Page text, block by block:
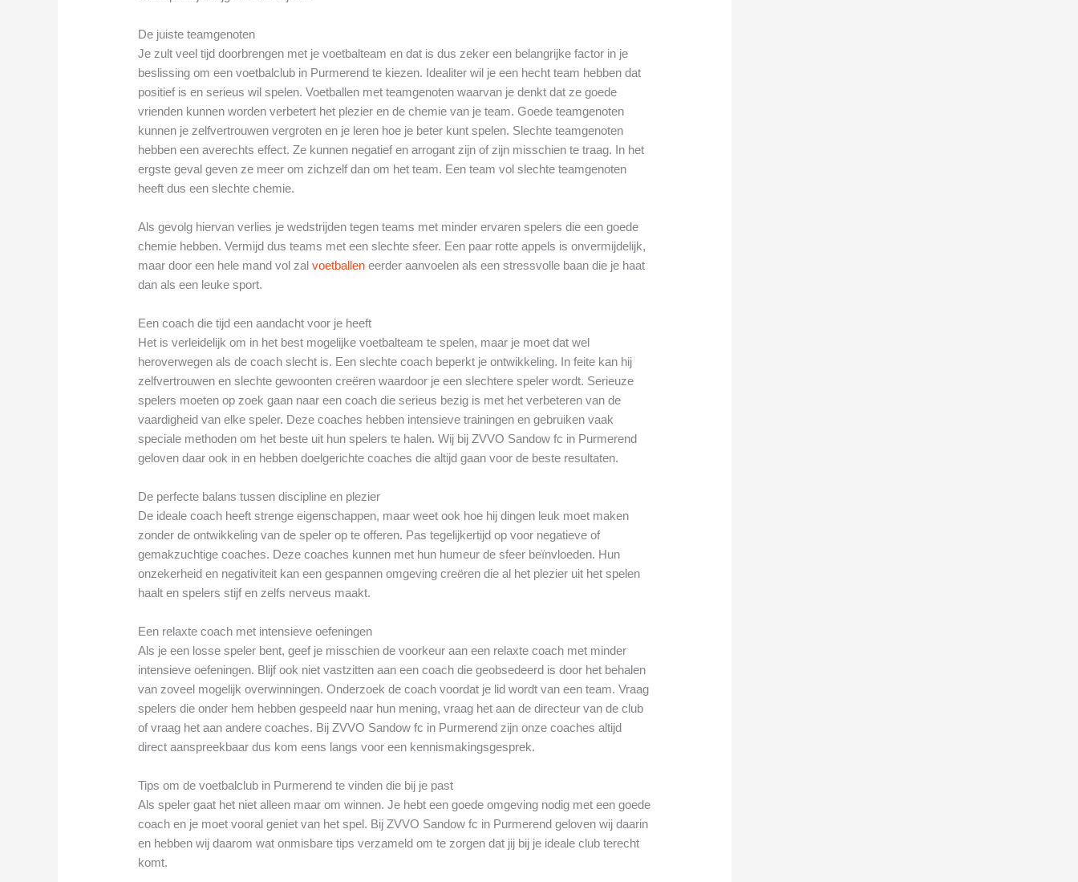
De juiste teamgenoten
Je zult veel tijd doorbrengen met je voetbalteam en dat is dus zeker een belangrijke factor in je
beslissing om een voetbalclub in Purmerend te kiezen. Idealiter wil je een hecht team hebben dat
positief is en serieus wil spelen. Voetballen met teamgenoten waarvan je denkt dat ze goede
vrienden kunnen worden verbetert het plezier en de chemie van je team. Goede teamgenoten
kunnen je zelfvertrouwen vergroten en je leren hoe je beter kunt spelen. Slechte teamgenoten
hebben een averechts effect. Ze kunnen negatief en arrogant zijn of zijn misschien te traag. In het
ergste geval geven ze meer om zichzelf dan om het team. Een team vol slechte teamgenoten
heeft dus een slechte chemie.
Als gevolg hiervan verlies je wedstrijden tegen teams met minder ervaren spelers die een goede
chemie hebben. Vermijd dus teams met een slechte sfeer. Een paar rotte appels is onvermijdelijk,
maar door een hele mand vol zalvoetballen eerder aanvoelen als een stressvolle baan die je haat
dan als een leuke sport.
Een coach die tijd een aandacht voor je heeft
Het is verleidelijk om in het best mogelijke voetbalteam te spelen, maar je moet dat wel
heroverwegen als de coach slecht is. Een slechte coach beperkt je ontwikkeling. In feite kan hij
zelfvertrouwen en slechte gewoonten creëren waardoor je een slechtere speler wordt. Serieuze
spelers moeten op zoek gaan naar een coach die serieus bezig is met het verbeteren van de
vaardigheid van elke speler. Deze coaches hebben intensieve trainingen en gebruiken vaak
speciale methoden om het beste uit hun spelers te halen. Wij bij ZVVO Sandow fc in Purmerend
geloven daar ook in en hebben doelgerichte coaches die altijd gaan voor de beste resultaten.
De perfecte balans tussen discipline en plezier
De ideale coach heeft strenge eigenschappen, maar weet ook hoe hij dingen leuk moet maken
zonder de ontwikkeling van de speler op te offeren. Pas tegelijkertijd op voor negatieve of
gemakzuchtige coaches. Deze coaches kunnen met hun humeur de sfeer beïnvloeden. Hun
onzekerheid en negativiteit kan een gespannen omgeving creëren die al het plezier uit het spelen
haalt en spelers stijf en zelfs nerveus maakt.
Een relaxte coach met intensieve oefeningen
Als je een losse speler bent, geef je misschien de voorkeur aan een relaxte coach met minder
intensieve oefeningen. Blijf ook niet vastzitten aan een coach die geobsedeerd is door het behalen
van zoveel mogelijk overwinningen. Onderzoek de coach voordat je lid wordt van een team. Vraag
spelers die onder hem hebben gespeeld naar hun mening, vraag het aan de directeur van de club
of vraag het aan andere coaches. Bij ZVVO Sandow fc in Purmerend zijn onze coaches altijd
direct aanspreekbaar dus kom eens langs voor een kennismakingsgesprek.
Tips om de voetbalclub in Purmerend te vinden die bij je past
Als speler gaat het niet alleen maar om winnen. Je hebt een goede omgeving nodig met een goede
coach en je moet vooral geniet van het spel. Bij ZVVO Sandow fc in Purmerend geloven wij daarin
en hebben wij daarom wat onmisbare tips verzameld om te zorgen dat jij bij je ideale club terecht
komt.